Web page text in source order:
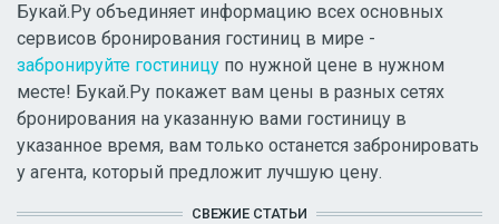
Букай.Ру объединяет информацию всех основных
сервисов бронирования гостиниц в мире -
забронируйте гостиницу по нужной цене в нужном
месте! Букай.Ру покажет вам цены в разных сетях
бронирования на указанную вами гостиницу в
указанное время, вам только останется забронировать
у агента, который предложит лучшую цену.
СВЕЖИЕ СТАТЬИ